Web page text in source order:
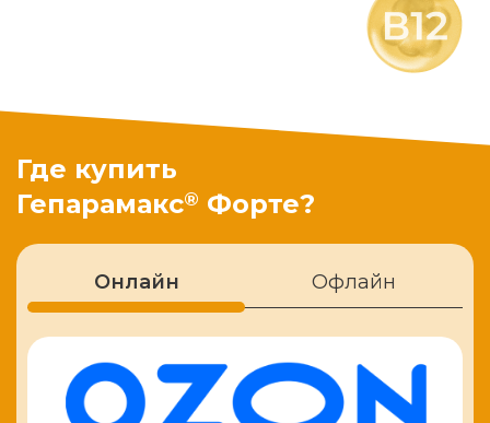
Где купить
Гепарамакс® Форте?
Онлайн Офлайн